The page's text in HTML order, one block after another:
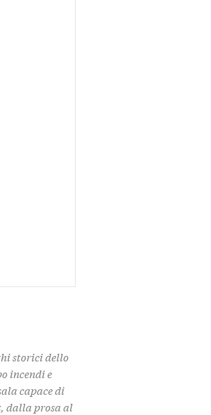
storici dello
incendi e
capace di
dalla prosa al